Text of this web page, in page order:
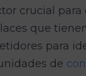
crucial para
que
para
de